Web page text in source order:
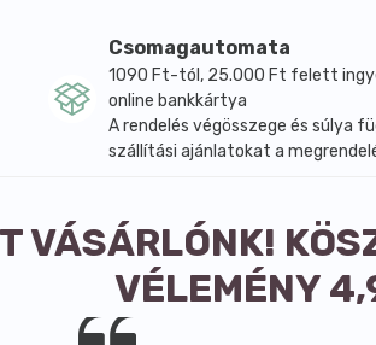
Csomagautomata
1090 Ft-tól, 25.000 Ft felett
online bankkártya
A rendelés végösszege és súlya
szállítási ajánlatokat a
VÁSÁRLÓNK!
VÉLEMÉNY